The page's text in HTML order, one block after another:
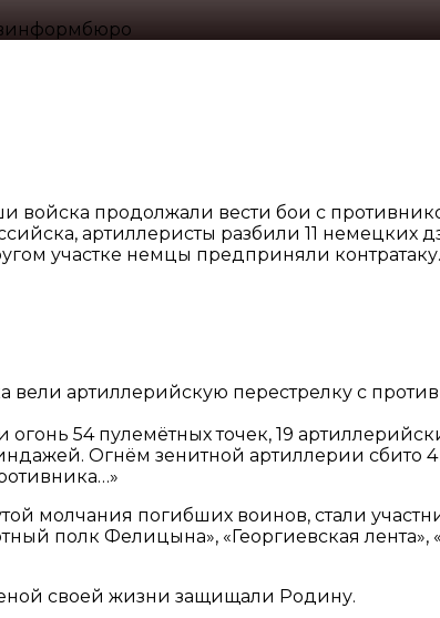
войска продолжали вести бои с
артиллеристы разбили 11 немецких
участке немцы предприняли
вели артиллерийскую перестрелку с
54 пулемётных точек, 19
Огнём зенитной артиллерии сбито
молчания погибших воинов, стали
полк Фелицына», «Георгиевская лента»,
своей жизни защищали Родину.